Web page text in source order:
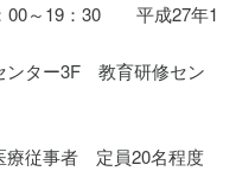
00～19：30 平成27年1
ター3F 教育研修セン
療従事者 定員20名程度